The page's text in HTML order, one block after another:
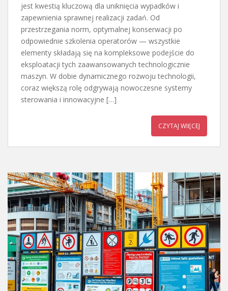
jest kwestią kluczową dla uniknięcia wypadków i
zapewnienia sprawnej realizacji zadań. Od
przestrzegania norm, optymalnej konserwacji po
odpowiednie szkolenia operatorów — wszystkie
elementy składają się na kompleksowe podejście do
eksploatacji tych zaawansowanych technologicznie
maszyn. W dobie dynamicznego rozwoju technologii,
coraz większą rolę odgrywają nowoczesne systemy
sterowania i innowacyjne […]
CZYTAJ WIĘCEJ